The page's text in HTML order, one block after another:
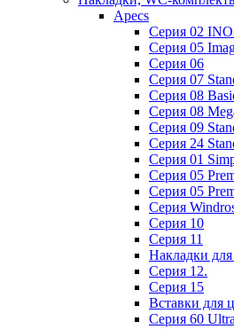
Apecs
Cерия 02
Cерия 05
Cерия 06
Cерия 07
Cерия 08
Cерия 08
Cерия 09
Cерия 24
Серия 01
Серия 05
Серия 05
Cерия
Серия 10
Серия 11
Накладки
Серия 12.
Серия 15
Вставки для
Серия 60 Ultra